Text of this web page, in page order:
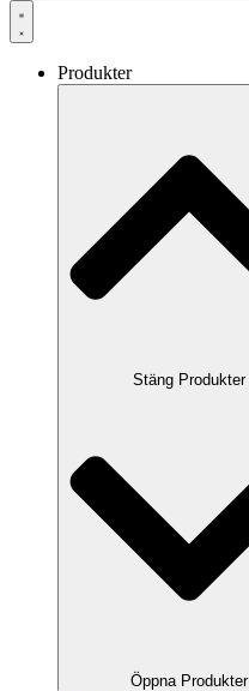
Produkter
Stäng Produkter
Öppna Produkter